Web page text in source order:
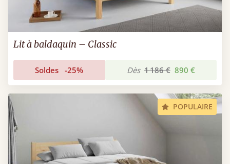
Lit à baldaquin – Classic
Soldes -25% Dès 1 186 € 890 €
POPULAIRE